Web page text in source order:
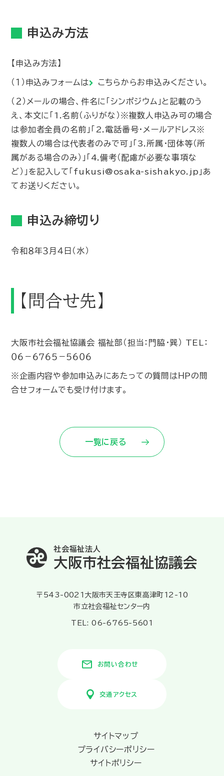
申込み方法
【申込み方法】
（１）申込みフォームは こちら からお申込みください。
（２）メールの場合、件名に「シンポジウム」と記載のう
え、本文に「1.名前（ふりがな）※複数人申込み可の場合
は参加者全員の名前」「2.電話番号・メールアドレス※
複数人の場合は代表者のみで可」「3.所属・団体等（所
属がある場合のみ）」「4.備考（配慮が必要な事項な
ど）」を記入して「fukusi@osaka-sishakyo.jp」あ
てお送りください。
申込み締切り
令和８年３月４日（水）
【問合せ先】
大阪市社会福祉協議会 福祉部（担当：門脇・巽） TEL：
０６－６７６５－５６０６
※企画内容や参加申込みにあたっての質問はＨＰの問
合せフォームでも受け付けます。
一覧に戻る
社会福祉法人
大阪市社会福祉協議会
〒543-0021大阪市天王寺区東高津町12-10
市立社会福祉センター内
TEL: 06-6765-5601
お問い合わせ
交通アクセス
サイトマップ
プライバシーポリシー
サイトポリシー